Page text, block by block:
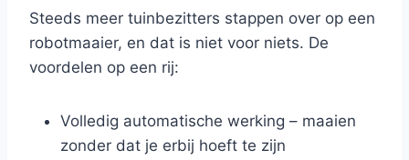
Steeds meer tuinbezitters stappen over op een
robotmaaier, en dat is niet voor niets. De
voordelen op een rij:
Volledig automatische werking – maaien
zonder dat je erbij hoeft te zijn